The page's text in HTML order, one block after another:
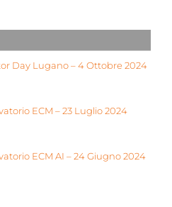
Day Lugano – 4 Ottobre 2024
ECM – 23 Luglio 2024
ECM AI – 24 Giugno 2024